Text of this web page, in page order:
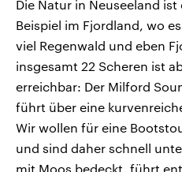
Die Natur in Neuseeland
Beispiel im Fjordland, wo
viel Regenwald und eben
insgesamt 22 Scheren ist
erreichbar: Der Milford
führt über eine
Wir wollen für eine
und sind daher schnell
mit Moos bedeckt, führt